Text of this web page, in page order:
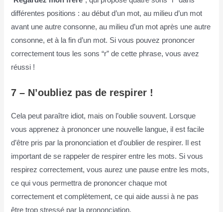
différentes positions : au début d’un mot, au milieu d’un mot
avant une autre consonne, au milieu d’un mot après une autre
consonne, et à la fin d’un mot. Si vous pouvez prononcer
correctement tous les sons “r” de cette phrase, vous avez
réussi !
7 – N’oubliez pas de respirer !
Cela peut paraître idiot, mais on l’oublie souvent. Lorsque
vous apprenez à prononcer une nouvelle langue, il est facile
d’être pris par la prononciation et d’oublier de respirer. Il est
important de se rappeler de respirer entre les mots. Si vous
respirez correctement, vous aurez une pause entre les mots,
ce qui vous permettra de prononcer chaque mot
correctement et complètement, ce qui aide aussi à ne pas
être trop stressé par la prononciation.